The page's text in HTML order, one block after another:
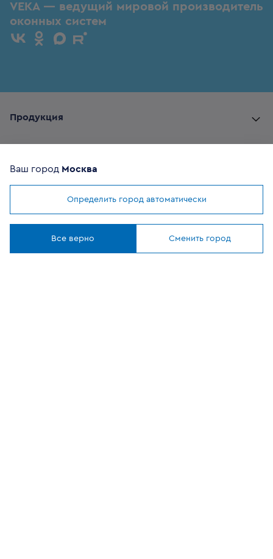
Мы используем cookies
VEKA — ведущий мировой производитель
оконных систем
Продукция
Где купить
Ваш город Москва
Определить город автоматически
Все верно Сменить город